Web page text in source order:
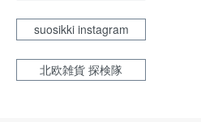
suosikki instagram
北欧雑貨 探検隊